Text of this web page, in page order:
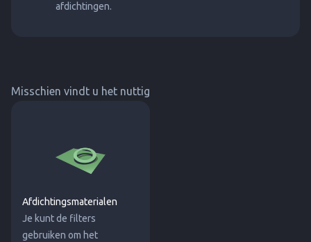
afdichtingen.
Misschien vindt u het nuttig
Afdichtingsmaterialen
Je kunt de filters
gebruiken om het